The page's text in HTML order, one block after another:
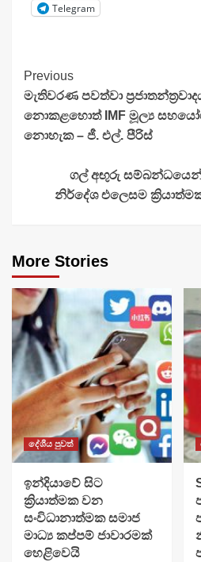
Telegram
Continue
Reading
Previous
මැතිවරණ පවත්වා
නොකළහොත් IMF මූල්‍ය
නොහැක – ජී. එල්. පීරිස්
ගල් අඟුරු
නිර්දේශ එලෙසම
More Stories
දේශීය පුවත්
​ඉන්දියාවේ සිට
ක්‍රියාත්මක වන
සංවිධානාත්මක සමාජ
මාධ්‍ය කප්පම් ජාවාරමක්
හෙළිවෙයි